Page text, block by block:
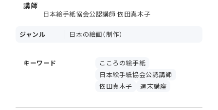
講師
日本絵手紙協会公認講師 依田真木子
ジャンル 日本の絵画（制作）
キーワード
こころの絵手紙
日本絵手紙協会公認講師
依田真木子
週末講座